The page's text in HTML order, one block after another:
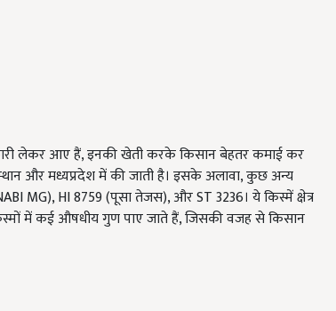
लेकर आए हैं, इनकी खेती करके किसान बेहतर कमाई कर
और मध्यप्रदेश में की जाती है। इसके अलावा, कुछ अन्य
MG), HI 8759 (पूसा तेजस), और ST 3236। ये किस्में क्षेत्र
में कई औषधीय गुण पाए जाते हैं, जिसकी वजह से किसान